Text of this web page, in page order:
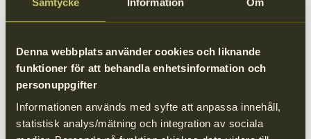
Denna webbplats använder cookies och liknande
funktioner för att behandla enhetsinformation och
personuppgifter
Informationen används med syfte att anpassa innehåll,
statistisk analys/mätning och integration av sociala
betydande osäkerheter i skräpmätningsmetoden.
Kostnaderna för nedskräpning ska bekostas av SUP-
inte är anslutna till en PRO och därför inte heller rapporterar
SUP. Här vill vi återigen lyfta fram behovet av att
Naturvårdsverket utövar tillsyn av producenter, för att
säkerställa en rättvis fördelning av kommunernas kostnader.
Läs båda remissvaren i sin helhet: